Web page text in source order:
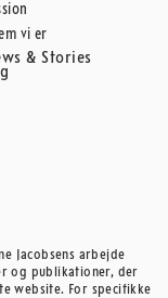
vi er
& Stories
Jacobsens arbejde
og publikationer, der
website. For specifikke